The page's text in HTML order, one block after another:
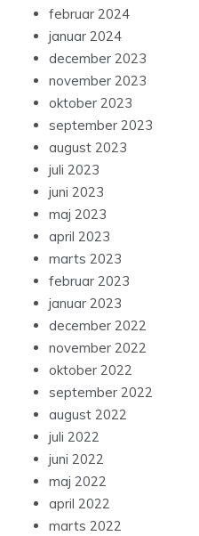
februar 2024
januar 2024
december 2023
november 2023
oktober 2023
september 2023
august 2023
juli 2023
juni 2023
maj 2023
april 2023
marts 2023
februar 2023
januar 2023
december 2022
november 2022
oktober 2022
september 2022
august 2022
juli 2022
juni 2022
maj 2022
april 2022
marts 2022